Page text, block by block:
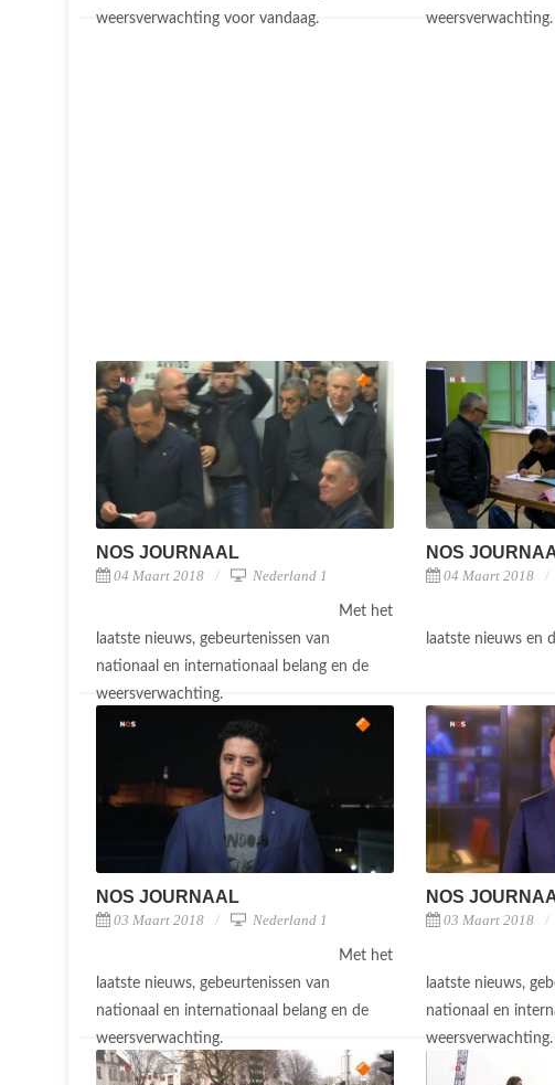
weersverwachting voor vandaag.
weersverwachting.
NOS JOURNAAL
04 Maart 2018 Nederland 1
Met het
laatste nieuws, gebeurtenissen van
nationaal en internationaal belang en de
weersverwachting.
NOS
04 Maart 2018
laatste nieuws en
NOS JOURNAAL
03 Maart 2018 Nederland 1
Met het
laatste nieuws, gebeurtenissen van
nationaal en internationaal belang en de
weersverwachting.
NOS
03 Maart 2018
laatste nieuws,
nationaal en
weersverwachting.